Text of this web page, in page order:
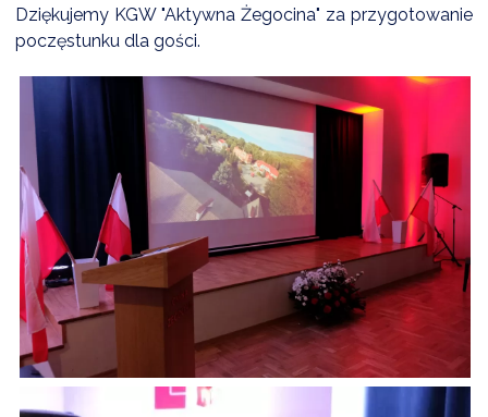
Dziękujemy KGW "Aktywna Żegocina" za przygotowanie
poczęstunku dla gości.